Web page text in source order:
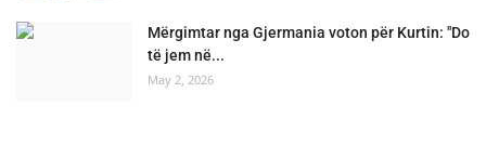
Mërgimtar nga Gjermania voton për Kurtin: "Do
të jem në...
May 2, 2026